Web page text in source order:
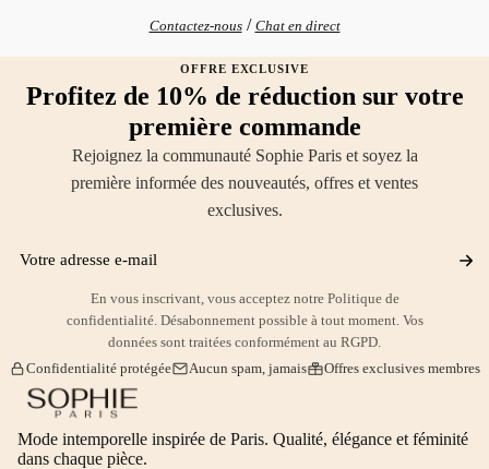
Contactez-nous / Chat en direct
OFFRE EXCLUSIVE
Profitez de 10% de réduction sur votre
première commande
Rejoignez la communauté Sophie Paris et soyez la
première informée des nouveautés, offres et ventes
exclusives.
Votre adresse e-mail
En vous inscrivant, vous acceptez notre Politique de
confidentialité. Désabonnement possible à tout moment. Vos
données sont traitées conformément au RGPD.
Confidentialité protégée
Aucun spam, jamais Offres exclusives membres
Mode intemporelle inspirée de Paris. Qualité, élégance et féminité
dans chaque pièce.